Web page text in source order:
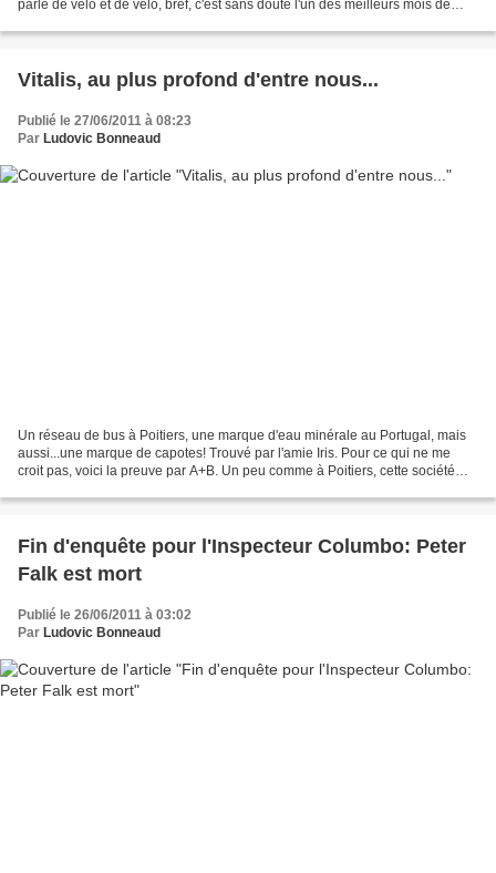
parle de vélo et de vélo, bref, c'est sans doute l'un des meilleurs mois de
Vitalis, au plus profond d'entre nous...
Publié le 27/06/2011 à 08:23
Par Ludovic Bonneaud
Un réseau de bus à Poitiers, une marque d'eau minérale au Portugal, mais
aussi...une marque de capotes! Trouvé par l'amie Iris. Pour ce qui ne me
croit pas, voici la preuve par A+B. Un peu comme à Poitiers, cette société
Fin d'enquête pour l'Inspecteur Columbo: Peter
Falk est mort
Publié le 26/06/2011 à 03:02
Par Ludovic Bonneaud